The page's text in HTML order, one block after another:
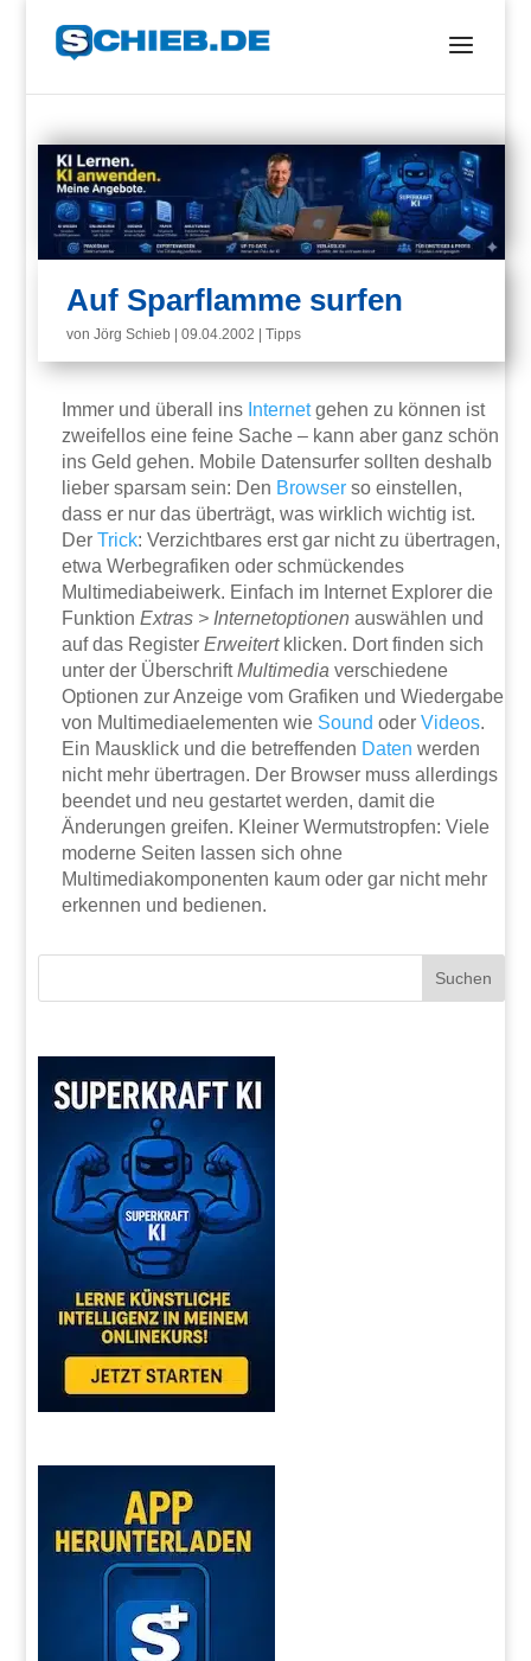
Auf Sparflamme surfen
vonJörg Schieb |09.04.2002 |Tipps
Immer und überall ins Internetgehen zu können ist
zweifellos eine feine Sache – kann aber ganz schön
ins Geld gehen. Mobile Datensurfer sollten deshalb
lieber sparsam sein: Den Browser so einstellen,
dass er nur das überträgt, was wirklich wichtig ist.
DerTrick: Verzichtbares erst gar nicht zu übertragen,
etwa Werbegrafiken oder schmückendes
Multimediabeiwerk. Einfach im Internet Explorer die
FunktionExtras > Internetoptionen auswählen und
auf das RegisterErweitertklicken. Dort finden sich
unter der ÜberschriftMultimedia verschiedene
Optionen zur Anzeige vom Grafiken und Wiedergabe
von Multimediaelementen wie Sound oderVideos.
Ein Mausklick und die betreffenden Daten werden
nicht mehr übertragen. Der Browser muss allerdings
beendet und neu gestartet werden, damit die
Änderungen greifen. Kleiner Wermutstropfen: Viele
moderne Seiten lassen sich ohne
Multimediakomponenten kaum oder gar nicht mehr
erkennen und bedienen.